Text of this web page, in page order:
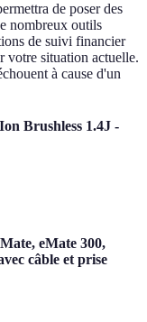
de poser des
nombreux outils
de suivi financier
votre situation actuelle.
à cause d'un
Brushless 1.4J -
eMate 300,
câble et prise